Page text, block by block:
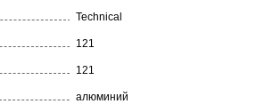
Technical
121
121
алюминий